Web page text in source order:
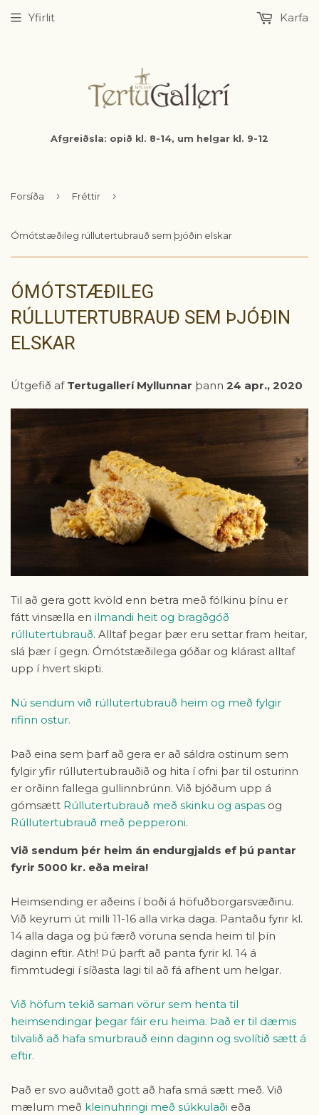
Afgreiðsla: opið kl. 8-14, um helgar kl. 9-12
Yfirlit Karfa
Forsíða › Fréttir ›
Ómótstæðileg rúllutertubrauð sem þjóðin elskar
ÓMÓTSTÆÐILEG
RÚLLUTERTUBRAUÐ SEM ÞJÓÐIN
ELSKAR
Útgefið af Tertugallerí Myllunnar þann 24 apr., 2020
Til að gera gott kvöld enn betra með fólkinu þínu er
fátt vinsælla en ilmandi heit og bragðgóð
rúllutertubrauð. Alltaf þegar þær eru settar fram heitar,
slá þær í gegn. Ómótstæðilega góðar og klárast alltaf
upp í hvert skipti.
Nú sendum við rúllutertubrauð heim og með fylgir
rifinn ostur.
Það eina sem þarf að gera er að sáldra ostinum sem
fylgir yfir rúllutertubrauðið og hita í ofni þar til osturinn
er orðinn fallega gullinnbrúnn. Við bjóðum upp á
gómsætt Rúllutertubrauð með skinku og aspas og
Rúllutertubrauð með pepperoni.
Við sendum þér heim án endurgjalds ef þú pantar
fyrir 5000 kr. eða meira!
Heimsending er aðeins í boði á höfuðborgarsvæðinu.
Við keyrum út milli 11-16 alla virka daga. Pantaðu fyrir kl.
14 alla daga og þú færð vöruna senda heim til þín
daginn eftir. Ath! Þú þarft að panta fyrir kl. 14 á
fimmtudegi í síðasta lagi til að fá afhent um helgar.
Við höfum tekið saman vörur sem henta til
heimsendingar þegar fáir eru heima. Það er til dæmis
tilvalið að hafa smurbrauð einn daginn og svolítið sætt á
eftir.
Það er svo auðvitað gott að hafa smá sætt með. Við
mælum með kleinuhringi með súkkulaði eða